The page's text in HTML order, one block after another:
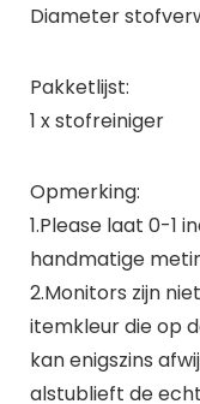
Diameter
Pakketlijst:
1 x stofreiniger
Opmerking:
1.Please laat 0-1
handmatige
2.Monitors zijn
itemkleur die op
kan enigszins
alstublieft de